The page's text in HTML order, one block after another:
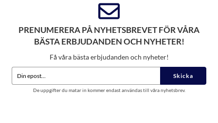
PRENUMERERA PÅ NYHETSBREVET FÖR VÅRA
BÄSTA ERBJUDANDEN OCH NYHETER!
Få våra bästa erbjudanden och nyheter!
Skicka
De uppgifter du matar in kommer endast användas till våra nyhetsbrev.